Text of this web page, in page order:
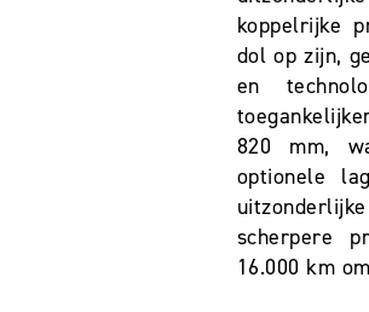
koppelrijke
dol op zijn,
en
820 mm,
optionele
scherpere
16.000 km